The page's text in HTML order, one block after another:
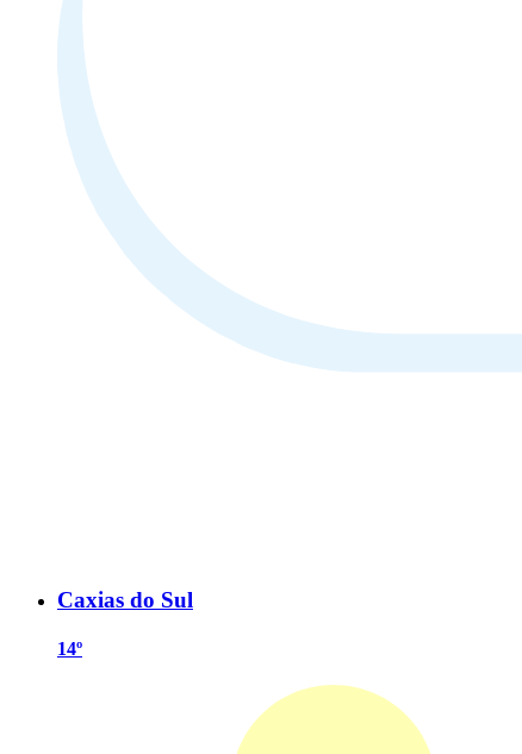
Caxias do Sul
14º